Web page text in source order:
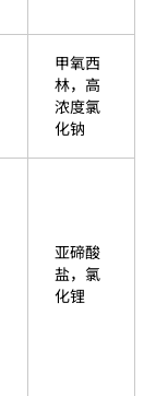
甲氧西
林，高
浓度氯
化钠
亚碲酸
盐，氯
化锂